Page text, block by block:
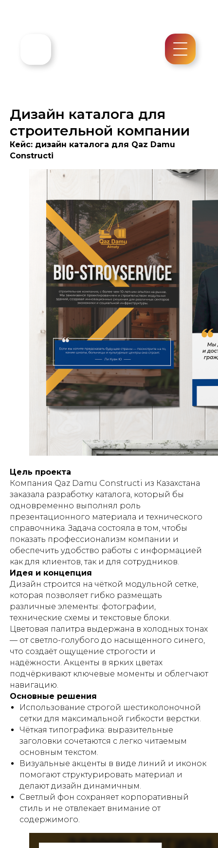
Дизайн каталога для
строительной компании
Кейс: дизайн каталога для Qaz Damu
Constructi
Цель проекта
Компания Qaz Damu Constructi из Казахстана
заказала разработку каталога, который бы
одновременно выполнял роль
презентационного материала и технического
справочника. Задача состояла в том, чтобы
показать профессионализм компании и
обеспечить удобство работы с информацией
как для клиентов, так и для сотрудников.
Идея и концепция
Дизайн строится на чёткой модульной сетке,
которая позволяет гибко размещать
различные элементы: фотографии,
технические схемы и текстовые блоки.
Цветовая палитра выдержана в холодных тонах
— от светло-голубого до насыщенного синего,
что создаёт ощущение строгости и
надёжности. Акценты в ярких цветах
подчёркивают ключевые моменты и облегчают
навигацию.
Основные решения
Использование строгой шестиколоночной
сетки для максимальной гибкости верстки.
Чёткая типографика: выразительные
заголовки сочетаются с легко читаемым
основным текстом.
Визуальные акценты в виде линий и иконок
помогают структурировать материал и
делают дизайн динамичным.
Светлый фон сохраняет корпоративный
стиль и не отвлекает внимание от
содержимого.